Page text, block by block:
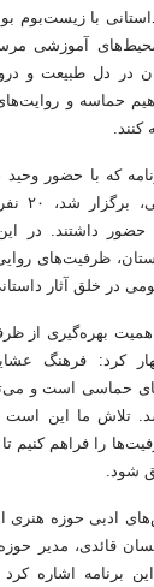
با زیست‌بوم
آموزشی
در دل طبیعت و
حماسه و
که با حضور
مدرس
داشتند. در این
ظرفیت‌های
در خلق آثار
بهره‌گیری از
کرد: فرهنگ
حماسی است و
تلاش ما این است
را فراهم کنیم
شود.
ادبی حوزه هنری
قائدی، مدیر
این برنامه اشاره